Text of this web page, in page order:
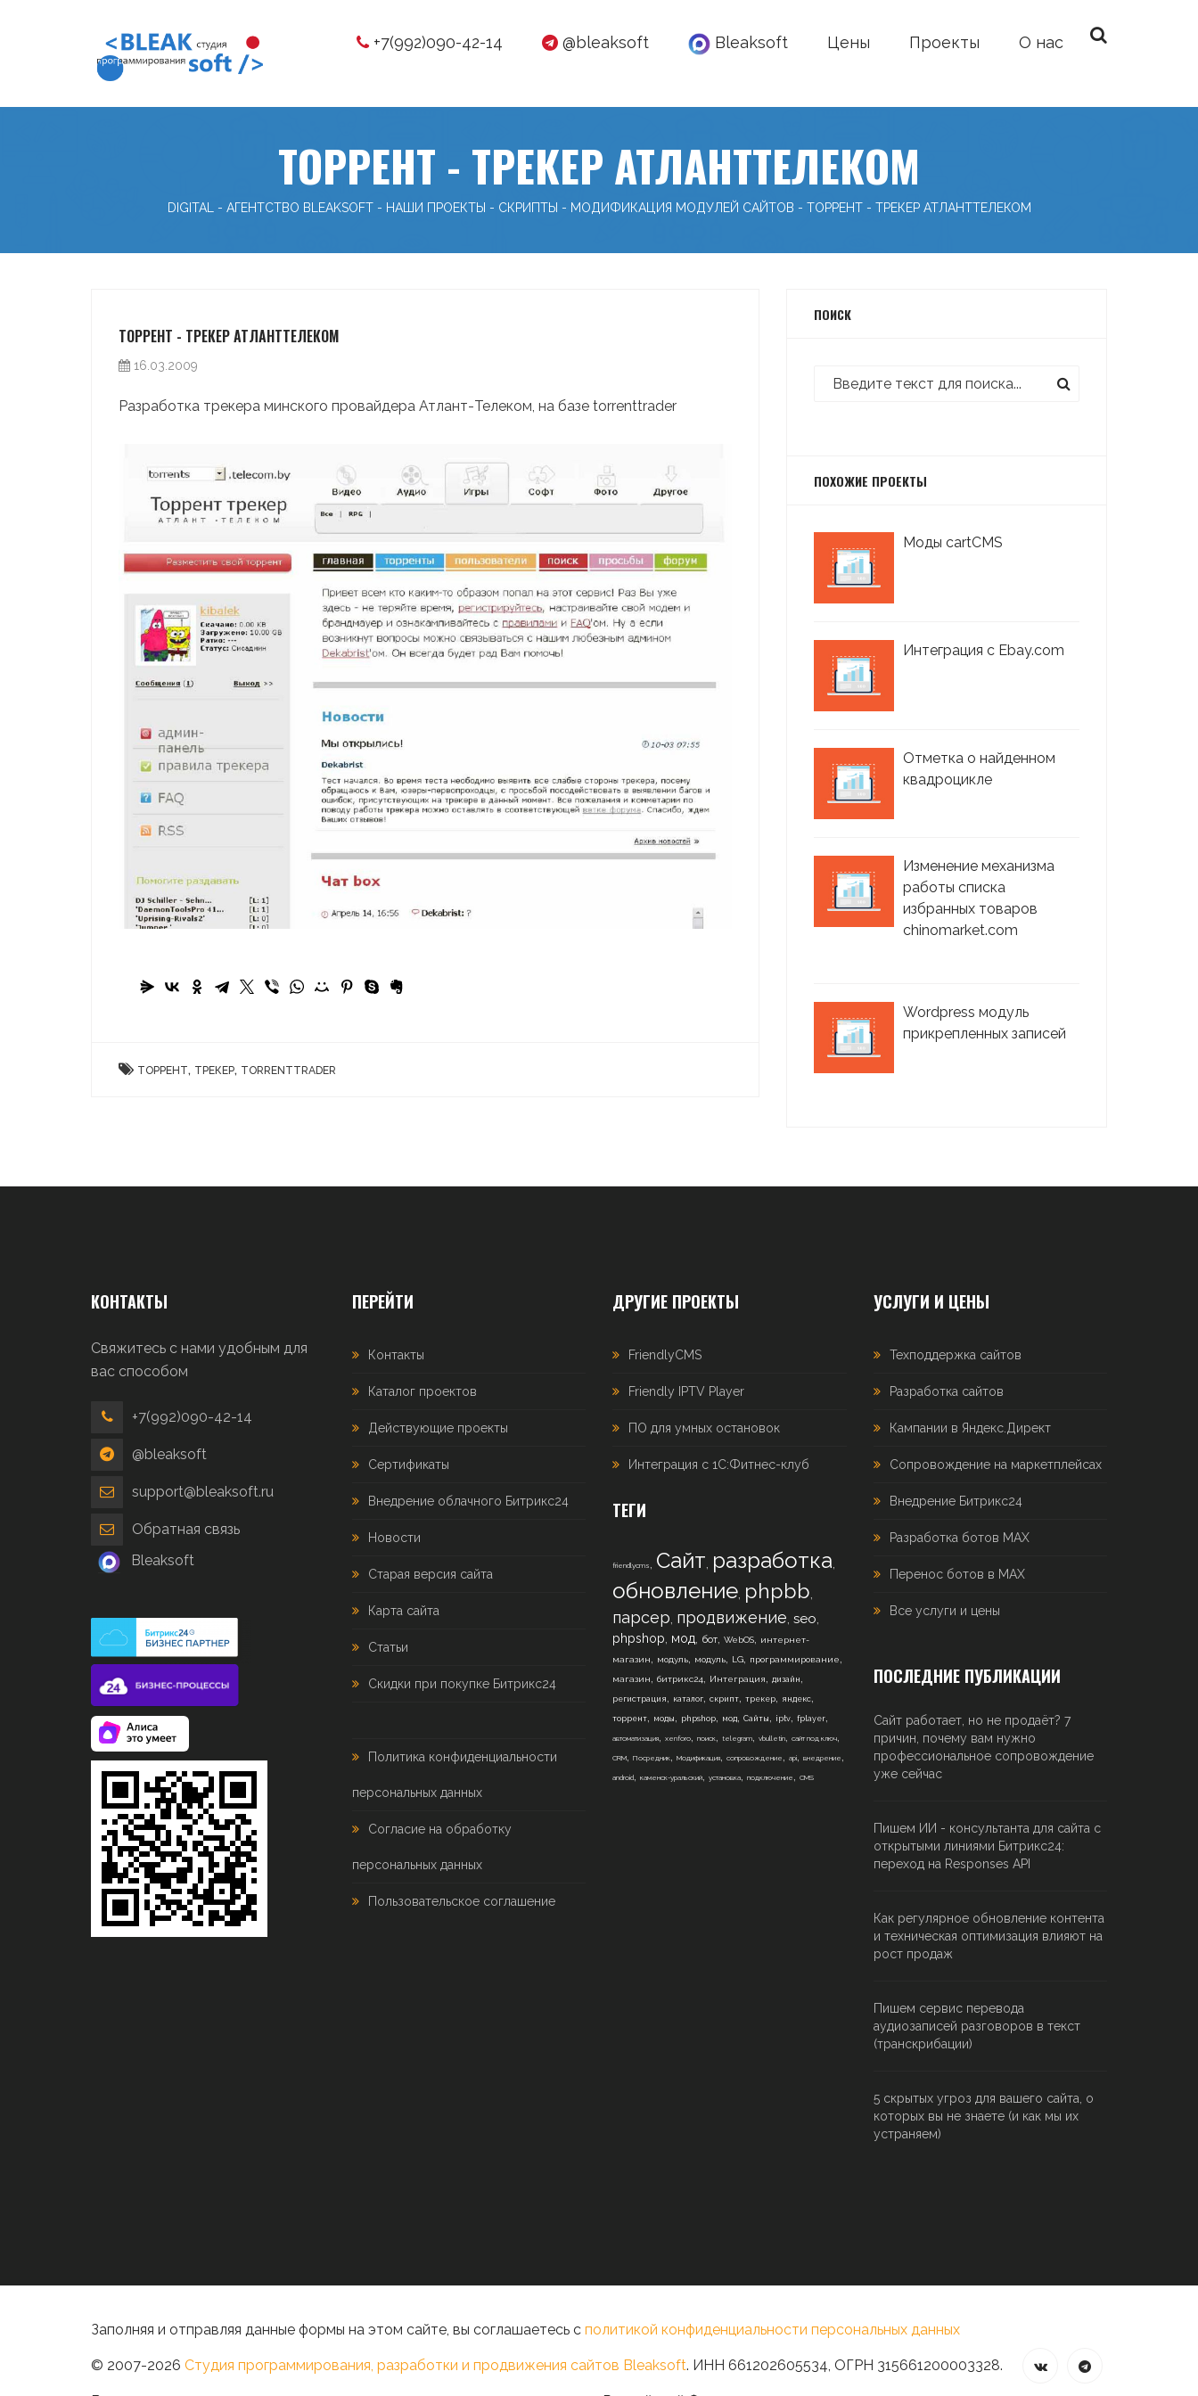
+7(992)090-42-14 @bleaksoft Bleaksoft Цены Проекты О нас
ТОРРЕНТ - ТРЕКЕР АТЛАНТТЕЛЕКОМ
DIGITAL - АГЕНТСТВО BLEAKSOFT - НАШИ ПРОЕКТЫ - СКРИПТЫ - МОДИФИКАЦИЯ МОДУЛЕЙ САЙТОВ - ТОРРЕНТ - ТРЕКЕР АТЛАНТТЕЛЕКОМ
ТОРРЕНТ - ТРЕКЕР АТЛАНТТЕЛЕКОМ
16.03.2009
Разработка трекера минского провайдера Атлант-Телеком, на базе torrenttrader
ТОРРЕНТ, ТРЕКЕР, TORRENTTRADER
ПОИСК
ПОХОЖИЕ ПРОЕКТЫ
Моды cartCMS
Интеграция с Ebay.com
Отметка о найденном
квадроцикле
Изменение механизма
работы списка
избранных товаров
chinomarket.com
Wordpress модуль
прикрепленных записей
КОНТАКТЫ
Свяжитесь с нами удобным для
вас способом
+7(992)090-42-14
@bleaksoft
support@bleaksoft.ru
Обратная связь
Bleaksoft
ПЕРЕЙТИ
Контакты
Каталог проектов
Действующие проекты
Сертификаты
Внедрение облачного Битрикс24
Новости
Старая версия сайта
Карта сайта
Статьи
Скидки при покупке Битрикс24
Политика конфиденциальности
персональных данных
Согласие на обработку
персональных данных
Пользовательское соглашение
ДРУГИЕ ПРОЕКТЫ
FriendlyCMS
Friendly IPTV Player
ПО для умных остановок
Интеграция с 1С:Фитнес-клуб
ТЕГИ
friendlycms , Сайт, разработка,
обновление, phpbb,
парсер, продвижение, seo,
phpshop, мод, бот, WebOS, интернет-
магазин, модуль, модуль, LG, программирование,
магазин, битрикс24, Интеграция, дизайн ,
регистрация , каталог, скрипт, трекер, яндекс,
торрент, моды , phpshop, мод, Сайты , iptv, fplayer,
автоматизация, xenforo, поиск, telegram, vbulletin, сайт под ключ,
CRM, Посредник, Модификация, сопровождение , api, внедрение ,
android, каменск-уральский, установка, подключение , CMS
УСЛУГИ И ЦЕНЫ
Техподдержка сайтов
Разработка сайтов
Кампании в Яндекс.Директ
Сопровождение на маркетплейсах
Внедрение Битрикс24
Разработка ботов MAX
Перенос ботов в MAX
Все услуги и цены
ПОСЛЕДНИЕ ПУБЛИКАЦИИ
Сайт работает, но не продаёт? 7
причин, почему вам нужно
профессиональное сопровождение
уже сейчас
Пишем ИИ - консультанта для сайта с
открытыми линиями Битрикс24:
переход на Responses API
Как регулярное обновление контента
и техническая оптимизация влияют на
рост продаж
Пишем сервис перевода
аудиозаписей разговоров в текст
(транскрибации)
5 скрытых угроз для вашего сайта, о
которых вы не знаете (и как мы их
устраняем)
Заполняя и отправляя данные формы на этом сайте, вы соглашаетесь с политикой конфиденциальности персональных данных
© 2007-2026 Студия программирования, разработки и продвижения сайтов Bleaksoft. ИНН 661202605534, ОГРН 315661200003328.